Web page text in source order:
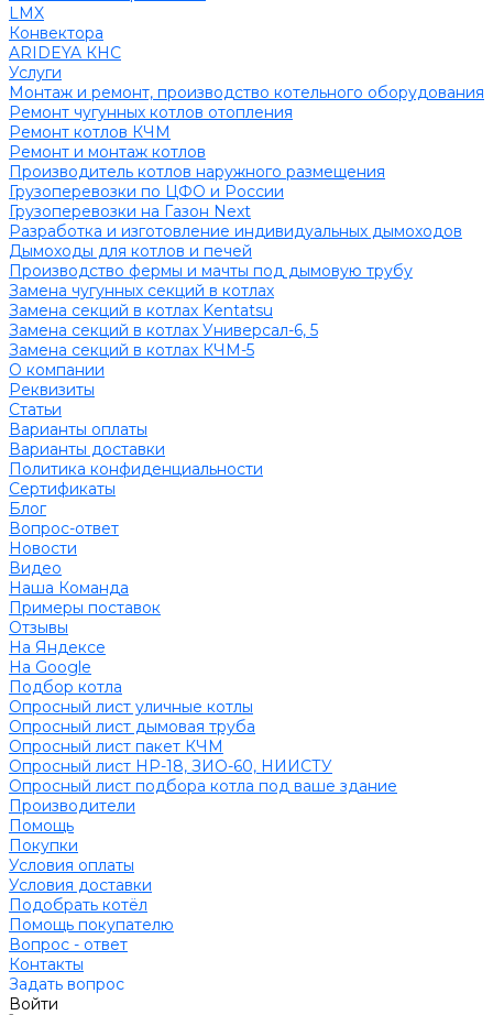
LMX
Конвектора
ARIDEYA КНС
Услуги
Монтаж и ремонт, производство котельного оборудования
Ремонт чугунных котлов отопления
Ремонт котлов КЧМ
Ремонт и монтаж котлов
Производитель котлов наружного размещения
Грузоперевозки по ЦФО и России
Грузоперевозки на Газон Next
Разработка и изготовление индивидуальных дымоходов
Дымоходы для котлов и печей
Производство фермы и мачты под дымовую трубу
Замена чугунных секций в котлах
Замена секций в котлах Kentatsu
Замена секций в котлах Универсал-6, 5
Замена секций в котлах КЧМ-5
О компании
Реквизиты
Статьи
Варианты оплаты
Варианты доставки
Политика конфиденциальности
Сертификаты
Блог
Вопрос-ответ
Новости
Видео
Наша Команда
Примеры поставок
Отзывы
На Яндексе
На Google
Подбор котла
Опросный лист уличные котлы
Опросный лист дымовая труба
Опросный лист пакет КЧМ
Опросный лист НР-18, ЗИО-60, НИИСТУ
Опросный лист подбора котла под ваше здание
Производители
Помощь
Покупки
Условия оплаты
Условия доставки
Подобрать котёл
Помощь покупателю
Вопрос - ответ
Контакты
Задать вопрос
Войти